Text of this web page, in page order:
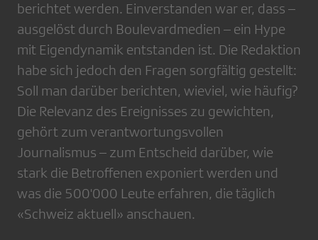
berichtet werden. Einverstanden war er, dass –
ausgelöst durch Boulevardmedien – ein Hype
mit Eigendynamik entstanden ist. Die Redaktion
habe sich jedoch den Fragen sorgfältig gestellt:
Soll man darüber berichten, wieviel, wie häufig?
Die Relevanz des Ereignisses zu gewichten,
gehört zum verantwortungsvollen
Journalismus – zum Entscheid darüber, wie
stark die Betroffenen exponiert werden und
was die 500'000 Leute erfahren, die täglich
«Schweiz aktuell» anschauen.